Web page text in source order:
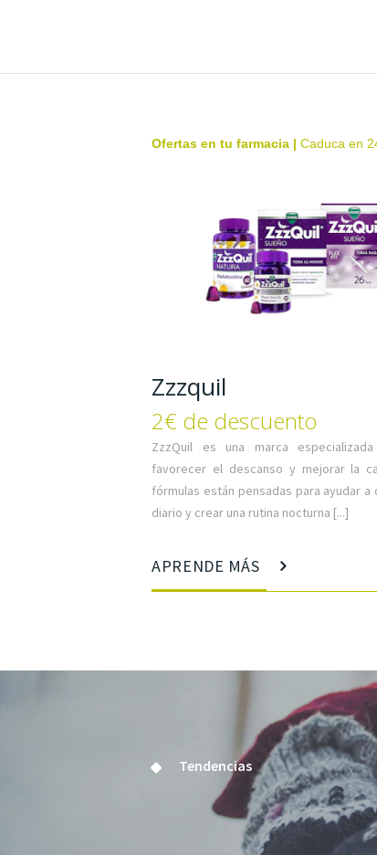
Ofertas en tu farmacia |Caduca en
Zzzquil
2€ de descuento
ZzzQuil es una marca
favorecer el descanso y mejorar la
fórmulas están pensadas para ayudar
diario y crear una rutina nocturna [...]
APRENDE MÁS
Tendencias